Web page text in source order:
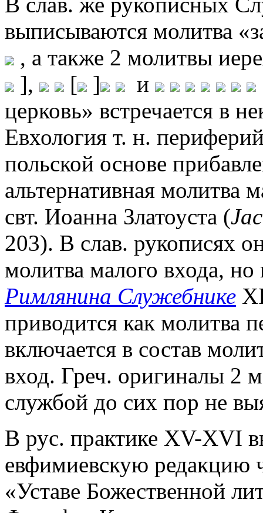
выписываются молитва
, а также 2 молитвы
],
[ ] и
церковь» встречается в
Евхология т. н.
польской основе
альтернативная молитва
свт. Иоанна Златоуста (
203). В слав. рукописях
молитва малого входа,
Римлянина Служебнике
приводится как молитва
включается в состав
вход. Греч. оригиналы 2
службой до сих пор не
В рус. практике XV-XVI
евфимиевскую редакцию
«Уставе Божественной